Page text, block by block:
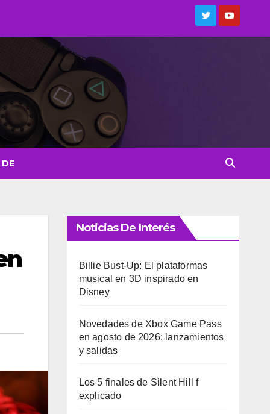
Noticias De Interés
Billie Bust-Up: El plataformas
musical en 3D inspirado en
Disney
Novedades de Xbox Game Pass
en agosto de 2026: lanzamientos
y salidas
Los 5 finales de Silent Hill f
explicado